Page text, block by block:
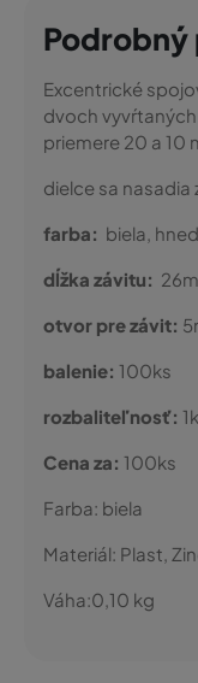
Podrobný
Excentrické
dvoch
priemere 20 a 10
dielce sa nasadia
farba: biela,
dĺžka závitu:
otvor pre závit:
balenie: 100ks
rozbaliteľnosť:
Cena za: 100ks
Farba: biela
Materiál: Plast,
Váha:0,10 kg